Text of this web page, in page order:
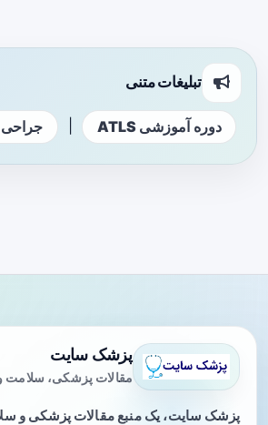
تبلیغات متنی
دوره آموزشی ATLS جراحی
پزشک سایت
مقالات پزشکی، سلامت
پزشک سایت، یک منبع مقالات پزشکی و